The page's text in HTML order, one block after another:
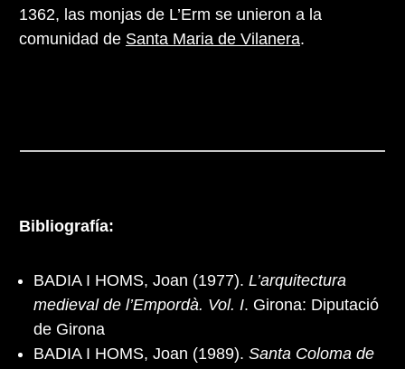
1362, las monjas de L’Erm se unieron a la
comunidad de Santa Maria de Vilanera.
Bibliografía:
BADIA I HOMS, Joan (1977). L’arquitectura
medieval de l’Empordà. Vol. I. Girona: Diputació
de Girona
BADIA I HOMS, Joan (1989). Santa Coloma de